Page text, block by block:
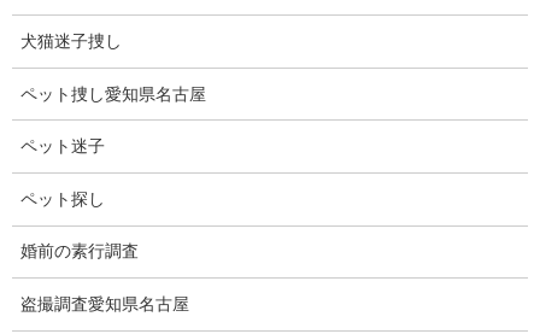
巨人の王貞治さんが昭和39年にマークしたシーズン55本を58年ぶ
りに上回り日本選手最多となりました。
58年ぶりの記録で、三冠王は凄い偉業です。
ホームラン記録を伸ばし続けて欲しいですね。
犬猫迷子捜し
ペット捜し愛知県名古屋
ペット迷子
ペット探し
婚前の素行調査
盗撮調査愛知県名古屋